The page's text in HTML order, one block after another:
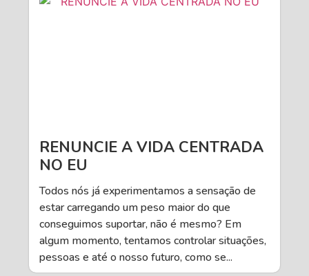
RENUNCIE A VIDA CENTRADA
NO EU
Todos nós já experimentamos a sensação de
estar carregando um peso maior do que
conseguimos suportar, não é mesmo? Em
algum momento, tentamos controlar situações,
pessoas e até o nosso futuro, como se...